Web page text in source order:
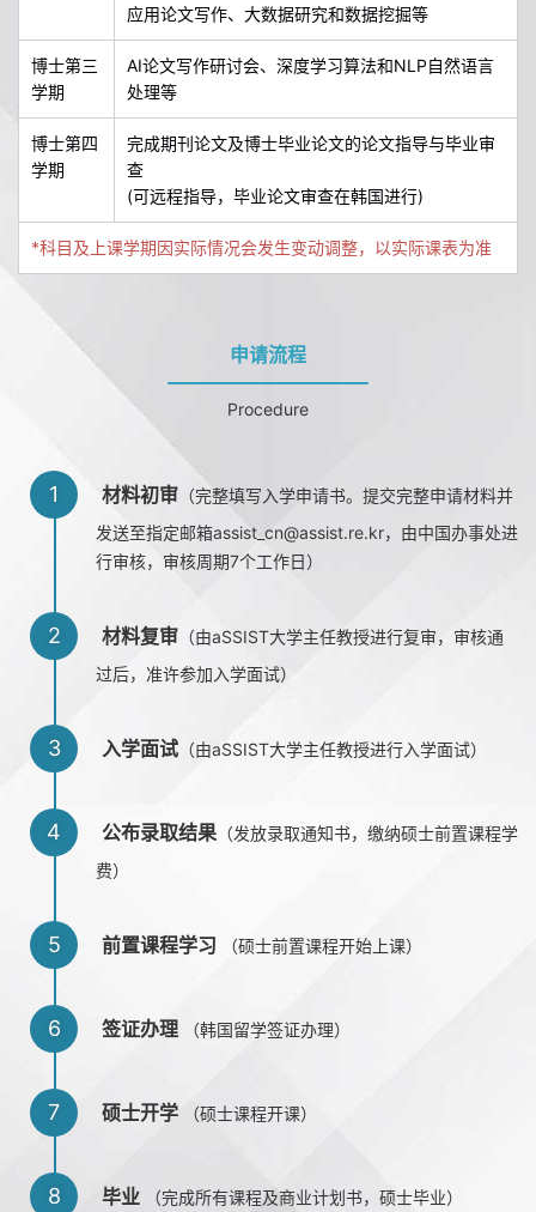
应用论文写作、大数据研究和数据挖掘等
博士第三
学期
AI论文写作研讨会、深度学习算法和NLP自然语言
处理等
博士第四
学期
完成期刊论文及博士毕业论文的论文指导与毕业审
查
(可远程指导，毕业论文审查在韩国进行)
*科目及上课学期因实际情况会发生变动调整，以实际课表为准
Procedure
申请流程
1 材料初审 （完整填写入学申请书。提交完整申请材料并
发送至指定邮箱assist_cn@assist.re.kr，由中国办事处进
行审核，审核周期7个工作日）
2 材料复审 （由aSSIST大学主任教授进行复审，审核通
过后，准许参加入学面试）
3 入学面试 （由aSSIST大学主任教授进行入学面试）
4 公布录取结果 （发放录取通知书，缴纳硕士前置课程学
费）
5 前置课程学习 （硕士前置课程开始上课）
6 签证办理 （韩国留学签证办理）
7 硕士开学 （硕士课程开课）
8 毕业 （完成所有课程及商业计划书，硕士毕业）